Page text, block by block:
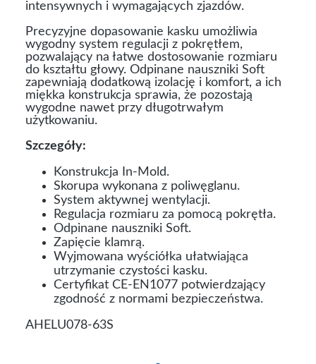
intensywnych i wymagających zjazdów.
Precyzyjne dopasowanie kasku umożliwia
wygodny system regulacji z pokrętłem,
pozwalający na łatwe dostosowanie rozmiaru
do kształtu głowy. Odpinane nauszniki Soft
zapewniają dodatkową izolację i komfort, a ich
miękka konstrukcja sprawia, że pozostają
wygodne nawet przy długotrwałym
użytkowaniu.
Szczegóły:
Konstrukcja In-Mold.
Skorupa wykonana z poliwęglanu.
System aktywnej wentylacji.
Regulacja rozmiaru za pomocą pokrętła.
Odpinane nauszniki Soft.
Zapięcie klamrą.
Wyjmowana wyściółka ułatwiająca
utrzymanie czystości kasku.
Certyfikat CE-EN1077 potwierdzający
zgodność z normami bezpieczeństwa.
AHELU078-63S